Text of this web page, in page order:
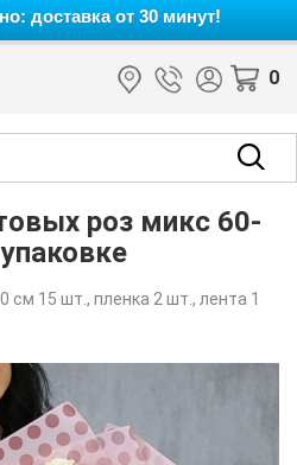
доставка от 30 минут!
0
роз микс 60-
см 15 шт., пленка 2 шт., лента 1